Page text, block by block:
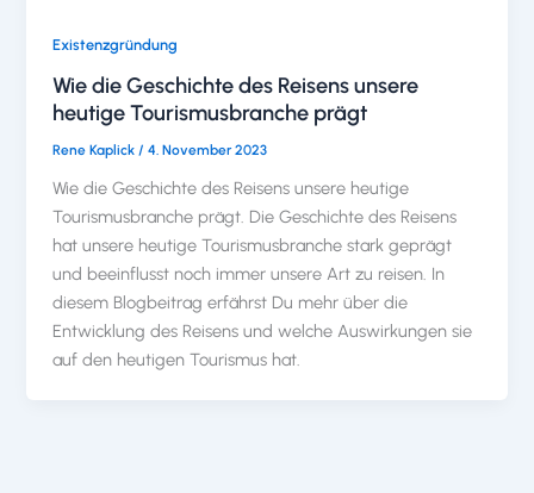
Existenzgründung
Wie die Geschichte des Reisens unsere
heutige Tourismusbranche prägt
Rene Kaplick /4. November 2023
Wie die Geschichte des Reisens unsere heutige
Tourismusbranche prägt. Die Geschichte des Reisens
hat unsere heutige Tourismusbranche stark geprägt
und beeinflusst noch immer unsere Art zu reisen. In
diesem Blogbeitrag erfährst Du mehr über die
Entwicklung des Reisens und welche Auswirkungen sie
auf den heutigen Tourismus hat.